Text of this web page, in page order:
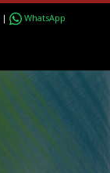
|
WhatsApp